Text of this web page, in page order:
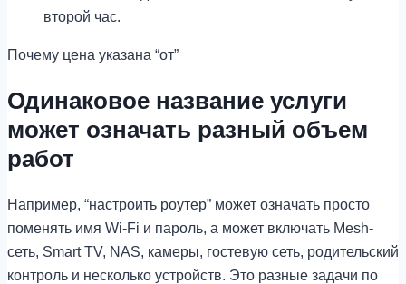
второй час.
Почему цена указана “от”
Одинаковое название услуги
может означать разный объем
работ
Например, “настроить роутер” может означать просто
поменять имя Wi-Fi и пароль, а может включать Mesh-
сеть, Smart TV, NAS, камеры, гостевую сеть, родительский
контроль и несколько устройств. Это разные задачи по